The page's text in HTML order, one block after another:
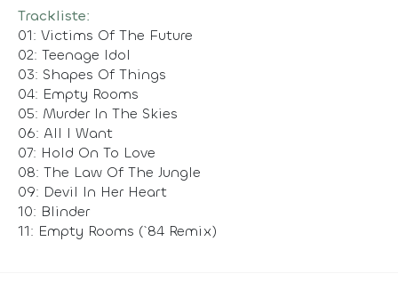
Trackliste:
01: Victims Of The Future
02: Teenage Idol
03: Shapes Of Things
04: Empty Rooms
05: Murder In The Skies
06: All I Want
07: Hold On To Love
08: The Law Of The Jungle
09: Devil In Her Heart
10: Blinder
11: Empty Rooms (`84 Remix)